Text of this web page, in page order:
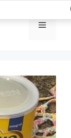
Menu